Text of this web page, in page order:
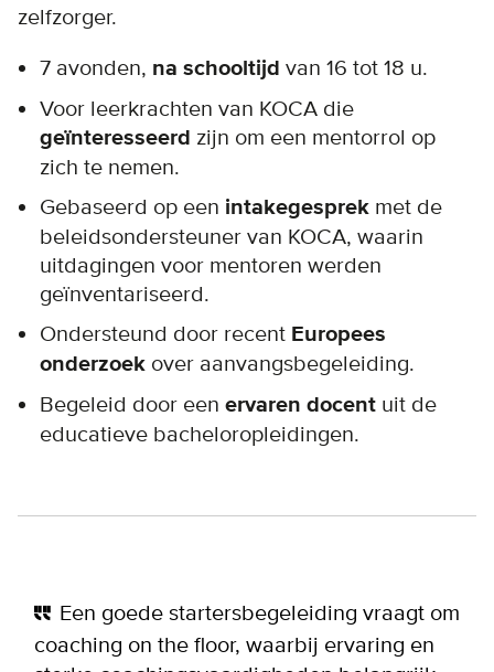
zelfzorger.
7 avonden, na schooltijd van 16 tot 18 u.
Voor leerkrachten van KOCA die
geïnteresseerd zijn om een mentorrol op
zich te nemen.
Gebaseerd op een intakegesprek met de
beleidsondersteuner van KOCA, waarin
uitdagingen voor mentoren werden
geïnventariseerd.
Ondersteund door recent Europees
onderzoek over aanvangsbegeleiding.
Begeleid door een ervaren docent uit de
educatieve bacheloropleidingen.
Een goede startersbegeleiding vraagt om
coaching on the floor, waarbij ervaring en